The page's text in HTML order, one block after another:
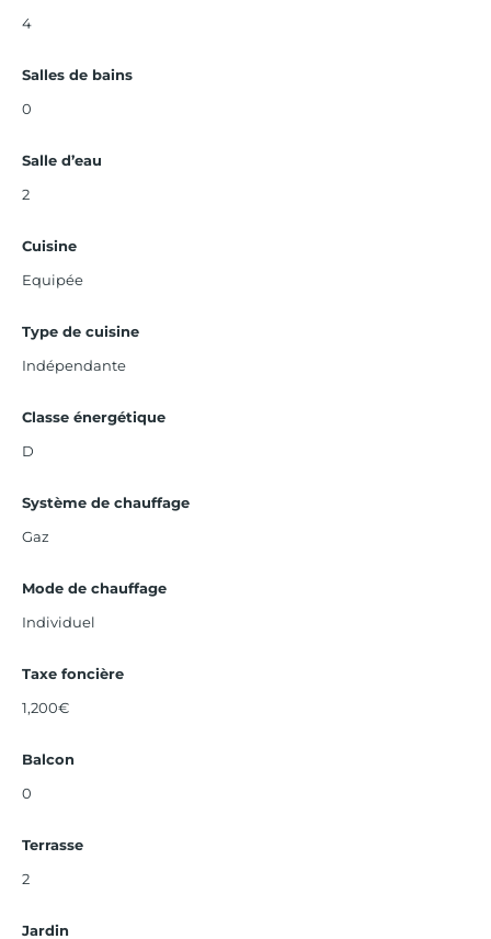
4
Salles de bains
0
Salle d’eau
2
Cuisine
Equipée
Type de cuisine
Indépendante
Classe énergétique
D
Système de chauffage
Gaz
Mode de chauffage
Individuel
Taxe foncière
1,200€
Balcon
0
Terrasse
2
Jardin